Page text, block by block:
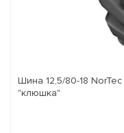
Шина 12,5/80-18 NorTec
"клюшка"